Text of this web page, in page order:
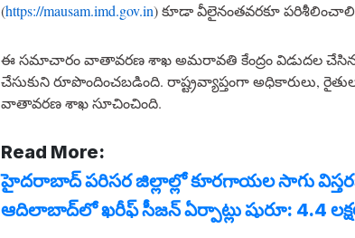
(https://mausam.imd.gov.in) కూడా వీలైనంతవరకూ
ఈ సమాచారం వాతావరణ శాఖ అమరావతి కేంద్రం విడుదల
చేసుకుని రూపొందించబడింది. రాష్ట్రవ్యాప్తంగా అధికారులు,
వాతావరణ శాఖ సూచించింది.
Read More:
హైదరాబాద్‌ పరిసర జిల్లాల్లో కూరగాయల సాగు
ఆదిలాబాద్‌లో ఖరీఫ్ సీజన్ ఏర్పాట్లు షురూ: 4.4